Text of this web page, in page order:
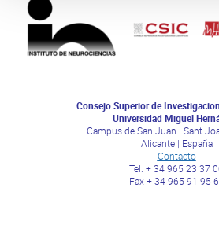
Consejo Superior de
Universidad Miguel
Campus de San Juan | Sant
Alicante | España
Contacto
Tel. + 34 965 23 37
Fax + 34 965 91 95